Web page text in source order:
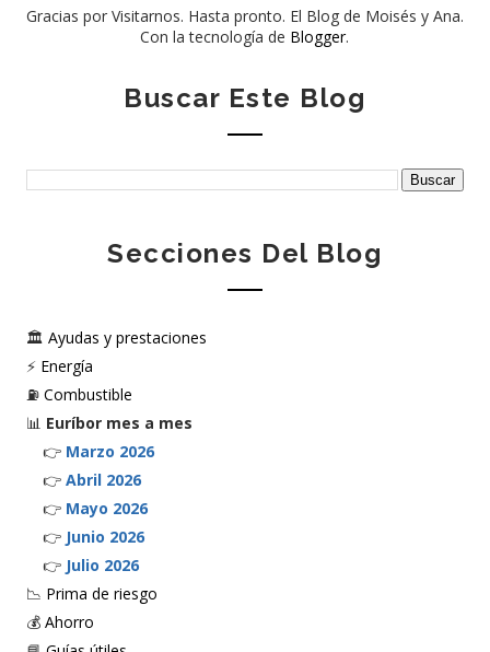
Gracias por Visitarnos. Hasta pronto. El Blog de Moisés y Ana.
Con la tecnología de Blogger.
Buscar Este Blog
Secciones Del Blog
🏛️ Ayudas y prestaciones
⚡ Energía
⛽ Combustible
📊 Euríbor mes a mes
👉 Marzo 2026
👉 Abril 2026
👉 Mayo 2026
👉 Junio 2026
👉 Julio 2026
📉 Prima de riesgo
💰 Ahorro